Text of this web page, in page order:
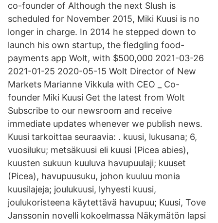
co-founder of Although the next Slush is
scheduled for November 2015, Miki Kuusi is no
longer in charge. In 2014 he stepped down to
launch his own startup, the fledgling food-
payments app Wolt, with $500,000 2021-03-26
2021-01-25 2020-05-15 Wolt Director of New
Markets Marianne Vikkula with CEO _ Co-
founder Miki Kuusi Get the latest from Wolt
Subscribe to our newsroom and receive
immediate updates whenever we publish news.
Kuusi tarkoittaa seuraavia: . kuusi, lukusana; 6,
vuosiluku; metsäkuusi eli kuusi (Picea abies),
kuusten sukuun kuuluva havupuulaji; kuuset
(Picea), havupuusuku, johon kuuluu monia
kuusilajeja; joulukuusi, lyhyesti kuusi,
joulukoristeena käytettävä havupuu; Kuusi, Tove
Janssonin novelli kokoelmassa Näkymätön lapsi